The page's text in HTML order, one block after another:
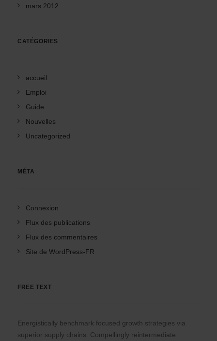
mars 2012
CATÉGORIES
accueil
Emploi
Guide
Nouvelles
Uncategorized
MÉTA
Connexion
Flux des publications
Flux des commentaires
Site de WordPress-FR
FREE TEXT
Energistically benchmark focused growth strategies via
superior supply chains. Compellingly reintermediate